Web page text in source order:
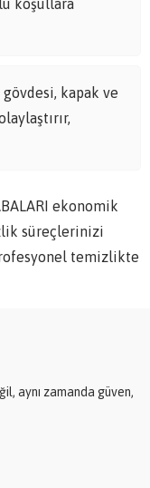
koşullara
kapak ve
ekonomik
süreçlerinizi
temizlikte
aynı zamanda güven,